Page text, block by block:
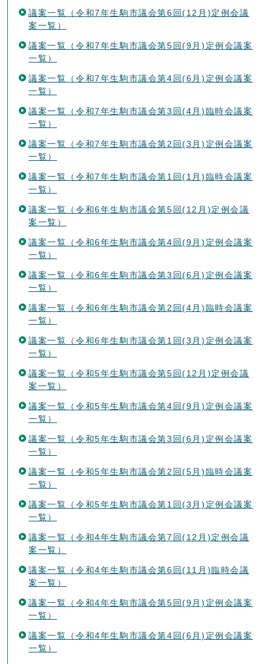
議案一覧（令和7年生駒市議会第6回(12月)定例会議
案一覧）
議案一覧（令和7年生駒市議会第5回(9月)定例会議案
一覧）
議案一覧（令和7年生駒市議会第4回(6月)定例会議案
一覧）
議案一覧（令和7年生駒市議会第3回(4月)臨時会議案
一覧）
議案一覧（令和7年生駒市議会第2回(3月)定例会議案
一覧）
議案一覧（令和7年生駒市議会第1回(1月)臨時会議案
一覧）
議案一覧（令和6年生駒市議会第5回(12月)定例会議
案一覧）
議案一覧（令和6年生駒市議会第4回(9月)定例会議案
一覧）
議案一覧（令和6年生駒市議会第3回(6月)定例会議案
一覧）
議案一覧（令和6年生駒市議会第2回(4月)臨時会議案
一覧）
議案一覧（令和6年生駒市議会第1回(3月)定例会議案
一覧）
議案一覧（令和5年生駒市議会第5回(12月)定例会議
案一覧）
議案一覧（令和5年生駒市議会第4回(9月)定例会議案
一覧）
議案一覧（令和5年生駒市議会第3回(6月)定例会議案
一覧）
議案一覧（令和5年生駒市議会第2回(5月)臨時会議案
一覧）
議案一覧（令和5年生駒市議会第1回(3月)定例会議案
一覧）
議案一覧（令和4年生駒市議会第7回(12月)定例会議
案一覧）
議案一覧（令和4年生駒市議会第6回(11月)臨時会議
案一覧）
議案一覧（令和4年生駒市議会第5回(9月)定例会議案
一覧）
議案一覧（令和4年生駒市議会第4回(6月)定例会議案
一覧）